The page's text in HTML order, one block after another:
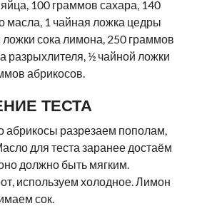
100 граммов сахара, 140
масла, 1 чайная ложка цедры
сока лимона, 250 граммов
разрыхлителя, ½ чайной ложки
абрикосов.
ТЕСТА
абрикосы разрезаем пополам,
для теста заранее достаём
должно быть мягким.
используем холодное. Лимон
сок.